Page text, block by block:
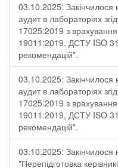
03.10.2025: Закінчилося
аудит в лабораторіях
17025:2019 з
19011:2019, ДСТУ ISO
рекомендацій".
03.10.2025: Закінчилося
аудит в лабораторіях
17025:2019 з
19011:2019, ДСТУ ISO
рекомендацій".
03.10.2025: Закінчилося
"Перепідготовка